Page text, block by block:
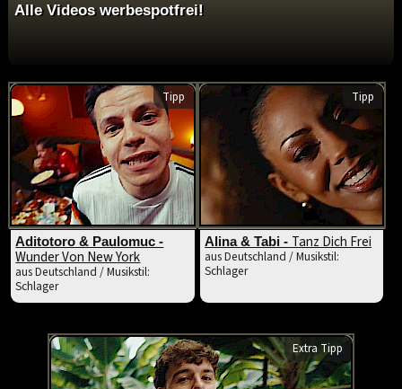
Alle Videos werbespotfrei!
Tipp
Aditotoro & Paulomuc -
Wunder Von New York
aus Deutschland / Musikstil:
Schlager
Tipp
Alina & Tabi - Tanz Dich Frei
aus Deutschland / Musikstil:
Schlager
Extra Tipp